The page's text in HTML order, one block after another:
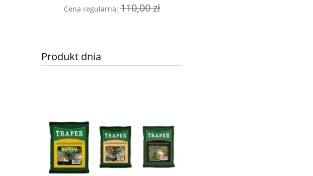
Cena regularna: 110,00 zł
Produkt dnia